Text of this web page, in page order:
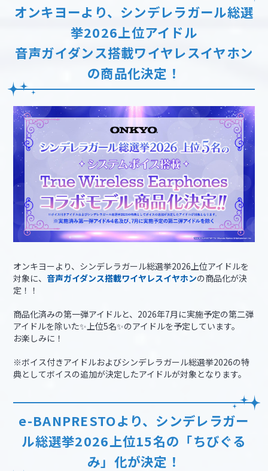
オンキヨーより、シンデレラガール総選
挙2026上位アイドル
音声ガイダンス搭載ワイヤレスイヤホン
の商品化決定！
オンキヨーより、シンデレラガール総選挙2026上位アイドルを
対象に、 音声ガイダンス搭載ワイヤレスイヤホンの商品化が決
定！！
商品化済みの第一弾アイドルと、2026年7月に実施予定の第二弾
アイドルを除いた✨上位5名✨のアイドルを予定しています。
お楽しみに！
※ボイス付きアイドルおよびシンデレラガール総選挙2026の特
典としてボイスの追加が決定したアイドルが対象となります。
e-BANPRESTOより、シンデレラガー
ル総選挙2026上位15名の「ちびぐる
み」化が決定！